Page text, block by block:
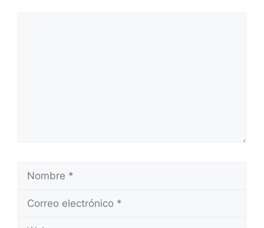
electrónico